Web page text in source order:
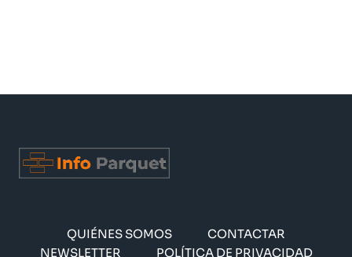
QUIÉNES SOMOS
CONTACTAR
NEWSLETTER
POLÍTICA DE PRIVACIDAD